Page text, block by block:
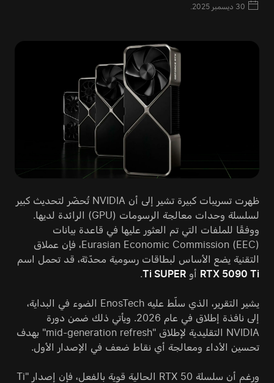
ظهرت تسريبات كبيرة تشير إلى أن NVIDIA تُحضّر لتحديث كبير
لسلسلة وحدات معالجة الرسومات (GPU) الرائدة لديها.
ووفقًا للملفات التي تم العثور عليها في قاعدة بيانات
Eurasian Economic Commission (EEC)، فإن عملاق
التقنية يضع الأساس لبطاقات رسومية محدّثة، قد تحمل اسم
RTX 5090 Ti أو Ti SUPER
.
يشير التقرير، الذي سلّط عليه EnosTech الضوء في البداية،
إلى نافذة إطلاق في عام 2026. ويأتي ذلك ضمن دورة
NVIDIA التقليدية لإطلاق "mid-generation refresh" بهدف
تحسين الأداء ومعالجة أي نقاط ضعف في الإصدار الأول.
ورغم أن سلسلة RTX 50 الحالية قوية بالفعل، فإن إصدار "Ti